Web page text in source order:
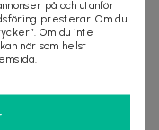
Bageributiker
matiga mackor
och av
hantverket.
på och utanför
presterar. Om du
Om du inte
när som helst